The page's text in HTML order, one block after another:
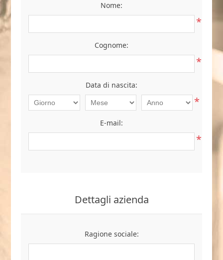
Nome:
*
Cognome:
*
Data di nascita:
*
E-mail:
*
Dettagli azienda
Ragione sociale: